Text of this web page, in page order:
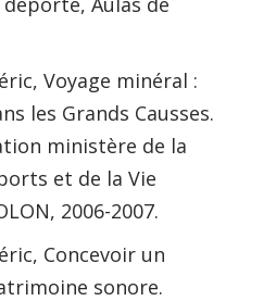
Voyage minéral :
les Grands Causses.
ministère de la
et de la Vie
2006-2007.
Concevoir un
sonore.